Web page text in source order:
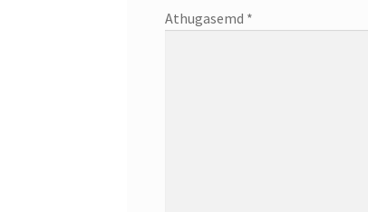
Athugasemd *